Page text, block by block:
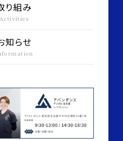
り組み
Activities
知らせ